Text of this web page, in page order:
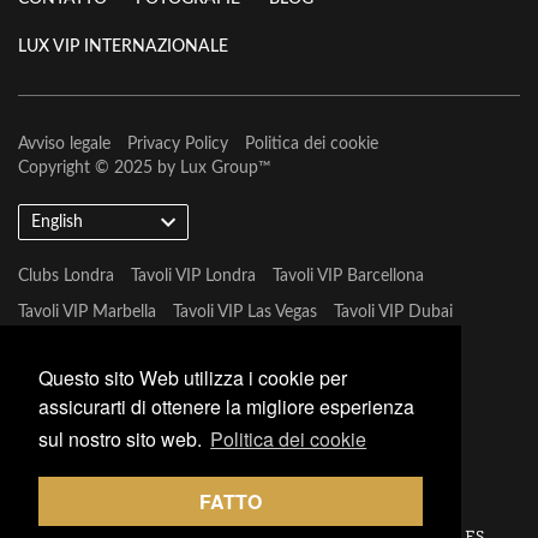
Questo sito Web utilizza i cookie per
assicurarti di ottenere la migliore esperienza
sul nostro sito web. Politica dei cookie
FATTO
LUX VIP INTERNAZIONALE
Avviso legale Privacy Policy
Politica dei cookie
Copyright © 2025 by Lux Group™
English
Clubs Londra Tavoli VIP Londra Tavoli VIP Barcellona
Tavoli VIP Marbella Tavoli VIP Las Vegas Tavoli VIP Dubai